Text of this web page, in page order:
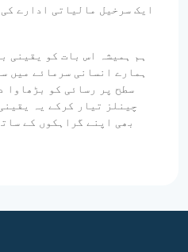
ایک سرخیل مالیاتی ادارے
ہم ہمیشہ اس بات کو یقینی
ہمارے انسانی سرمائے میں
سطح پر رسائی کو بڑھاوا
چینلز تیار کرکے یہ
بھی اپنے گراہکوں کے